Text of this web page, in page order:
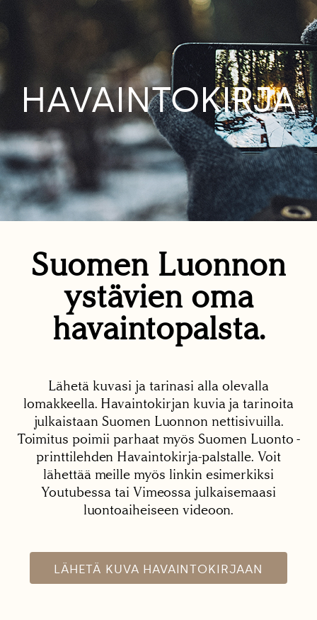
HAVAINTOKIRJA
Suomen Luonnon
ystävien oma
havaintopalsta.
Lähetä kuvasi ja tarinasi alla olevalla
lomakkeella. Havaintokirjan kuvia ja tarinoita
julkaistaan Suomen Luonnon nettisivuilla.
Toimitus poimii parhaat myös Suomen Luonto -
printtilehden Havaintokirja-palstalle. Voit
lähettää meille myös linkin esimerkiksi
Youtubessa tai Vimeossa julkaisemaasi
luontoaiheiseen videoon.
LÄHETÄ KUVA HAVAINTOKIRJAAN